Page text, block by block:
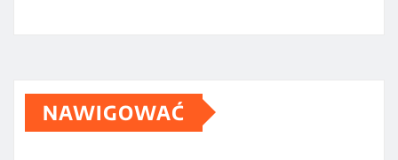
NAWIGOWAĆ